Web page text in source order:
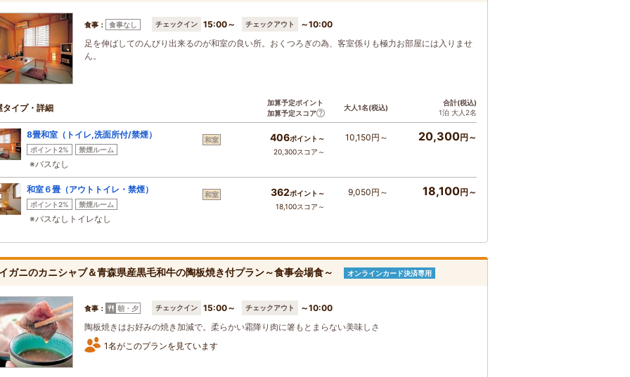
食事： 食事なし チェックイン 15:00～ チェックアウト
～10:00
足を伸ばしてのんびり出来るのが和室の良い所。おくつろぎの為、客室係りも極力お部屋には入りませ
ん。
タイプ・詳細
加算予定ポイント
加算予定スコア
大人1名(税込)
合計(税込)
1泊 大人2名
8畳和室（トイレ,洗面所付/禁煙）
ポイント2% 禁煙ルーム
※バスなし
和室 406ポイント～
20,300スコア～
10,150円～ 20,300円～
和室６畳（アウトトイレ・禁煙）
ポイント2% 禁煙ルーム
※バスなしトイレなし
和室 362ポイント～
18,100スコア～
9,050円～ 18,100円～
ガニのカニシャブ＆青森県産黒毛和牛の陶板焼き付プラン～食事会場食～ オンラインカード決済専用
食事： 朝・夕 チェックイン 15:00～ チェックアウト
～10:00
陶板焼きはお好みの焼き加減で。柔らかい霜降り肉に箸もとまらない美味しさ
1名がこのプランを見ています